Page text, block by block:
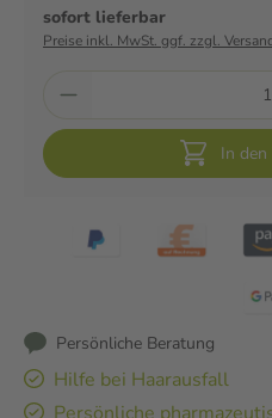
sofort lieferbar
Preise inkl. MwSt. ggf. zzgl.
In
Persönliche Beratung
Hilfe bei Haarausfall